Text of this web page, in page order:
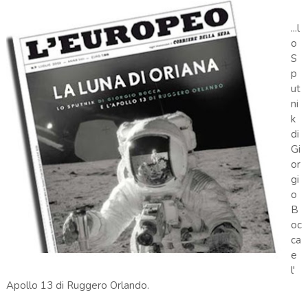
...l
o
S
p
ut
ni
k
di
Gi
or
gi
o
B
oc
ca
e
l'
Apollo 13 di Ruggero Orlando.